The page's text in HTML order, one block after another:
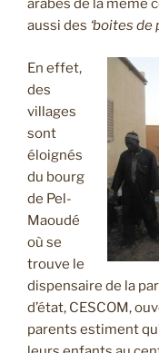
arabes de la même
aussi des ‘boites de
En effet,
des
villages
sont
éloignés
du bourg
de Pel-
Maoudé
où se
trouve le
dispensaire de la
d’état, CESCOM,
parents estiment